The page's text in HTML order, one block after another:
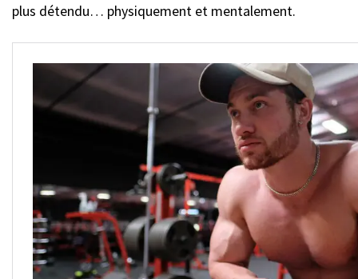
plus détendu… physiquement et mentalement.